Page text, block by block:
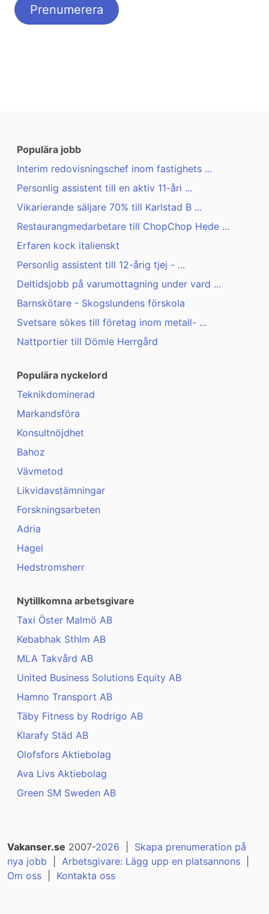
Populära jobb
Interim redovisningschef inom fastighets ...
Personlig assistent till en aktiv 11-åri ...
Vikarierande säljare 70% till Karlstad B ...
Restaurangmedarbetare till ChopChop Hede ...
Erfaren kock italienskt
Personlig assistent till 12-årig tjej - ...
Deltidsjobb på varumottagning under vard ...
Barnskötare - Skogslundens förskola
Svetsare sökes till företag inom metall- ...
Nattportier till Dömle Herrgård
Populära nyckelord
Teknikdominerad
Markandsföra
Konsultnöjdhet
Bahoz
Vävmetod
Likvidavstämningar
Forskningsarbeten
Adria
Hagel
Hedstromsherr
Nytillkomna arbetsgivare
Taxi Öster Malmö AB
Kebabhak Sthlm AB
MLA Takvård AB
United Business Solutions Equity AB
Hamno Transport AB
Täby Fitness by Rodrigo AB
Klarafy Städ AB
Olofsfors Aktiebolag
Ava Livs Aktiebolag
Green SM Sweden AB
Vakanser.se 2007-2026
Skapa prenumeration på
nya jobb
Arbetsgivare: Lägg upp en platsannons
Om oss
Kontakta oss